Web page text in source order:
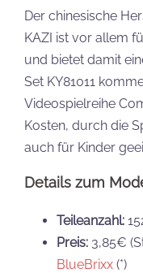
Der chinesische
KAZI ist vor allem
und bietet damit
Set KY81011
Videospielreihe
Kosten, durch die
auch für Kinder
Details zum
Teileanzahl:
Preis: 3,85€
BlueBrixx (*)